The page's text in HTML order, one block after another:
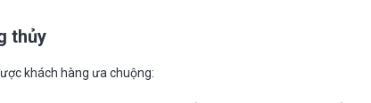
thủy
khách hàng ưa chuộng: